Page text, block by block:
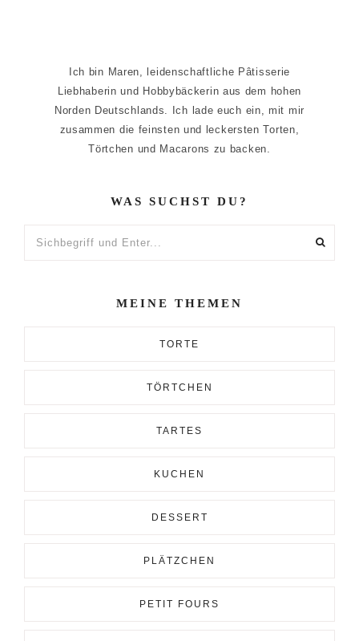
Ich bin Maren, leidenschaftliche Pâtisserie
Liebhaberin und Hobbybäckerin aus dem hohen
Norden Deutschlands. Ich lade euch ein, mit mir
zusammen die feinsten und leckersten Torten,
Törtchen und Macarons zu backen.
WAS SUCHST DU?
MEINE THEMEN
TORTE
TÖRTCHEN
TARTES
KUCHEN
DESSERT
PLÄTZCHEN
PETIT FOURS